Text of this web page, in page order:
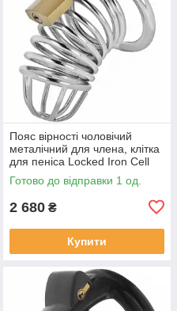
Пояс вірності чоловічий
металічний для члена, клітка
для пеніса Locked Iron Cell
M, сріблястий
Готово до відправки 1 од.
2 680 ₴
Купити